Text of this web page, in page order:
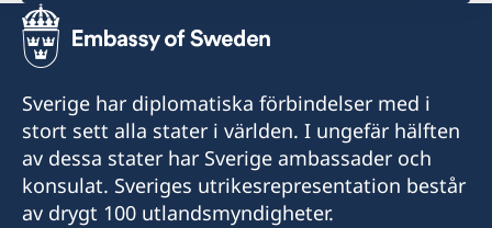
Tel:
+678-24404
E-post:
swedenconsul@ajc-vanuatu.com
Fax:
Sverige har diplomatiska förbindelser med i
stort sett alla stater i världen. I ungefär hälften
av dessa stater har Sverige ambassader och
konsulat. Sveriges utrikesrepresentation består
av drygt 100 utlandsmyndigheter.